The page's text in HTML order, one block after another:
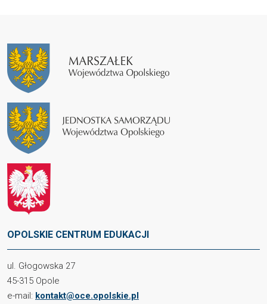
OPOLSKIE CENTRUM EDUKACJI
ul. Głogowska 27
45-315 Opole
e-mail: kontakt@oce.opolskie.pl